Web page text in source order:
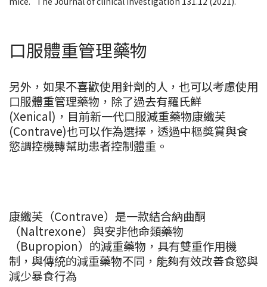
口服體重管理藥物
另外，如果不喜歡使用針劑的人，也可以考慮使用
口服體重管理藥物，除了過去有羅氏鮮
(Xenical)，目前新一代口服減重藥物康纖芙
(Contrave)也可以作為選擇，透過中樞獎賞與食
慾調控機轉幫助患者控制體重。
康纖芙（Contrave）是一款結合納曲酮
（Naltrexone）與安非他命類藥物
（Bupropion）的減重藥物，具有雙重作用機
制，與傳統的減重藥物不同，能夠有效改善食慾與
減少暴食行為